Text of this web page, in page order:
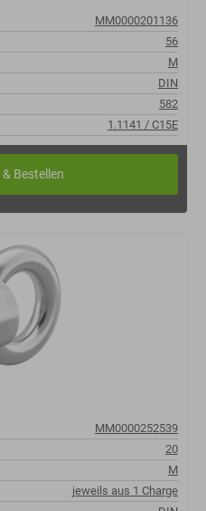
MM0000201136
56
M
DIN
582
1.1141 / C15E
MM0000252539
20
M
jeweils aus 1 Charge